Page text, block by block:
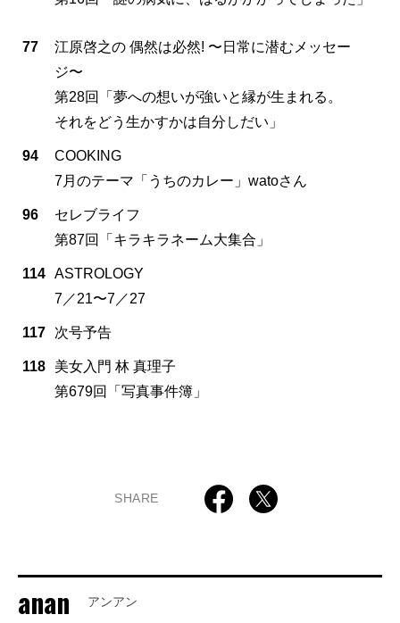
77
江原啓之の 偶然は必然! 〜日常に潜むメッセー
ジ〜
第28回「夢への想いが強いと縁が生まれる。
それをどう生かすかは自分しだい」
94
COOKING
7月のテーマ「うちのカレー」watoさん
96
セレブライフ
第87回「キラキラネーム大集合」
114 ASTROLOGY
7／21〜7／27
117 次号予告
118
美女入門 林 真理子
第679回「写真事件簿」
SHARE
anan アンアン